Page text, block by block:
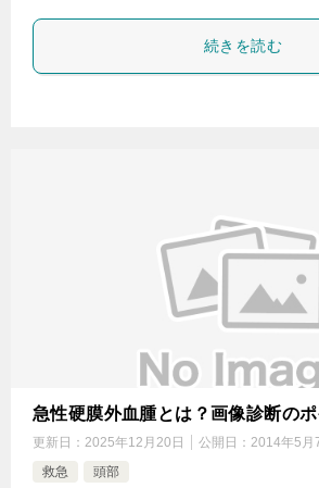
続きを読む
急性硬膜外血腫とは？画像診断のポ
更新日： 2025年12月20日 公開日： 2014年5月
救急
頭部